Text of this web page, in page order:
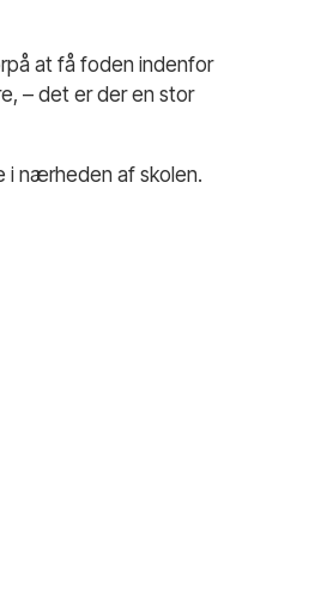
at få foden indenfor
– det er der en stor
i nærheden af skolen.